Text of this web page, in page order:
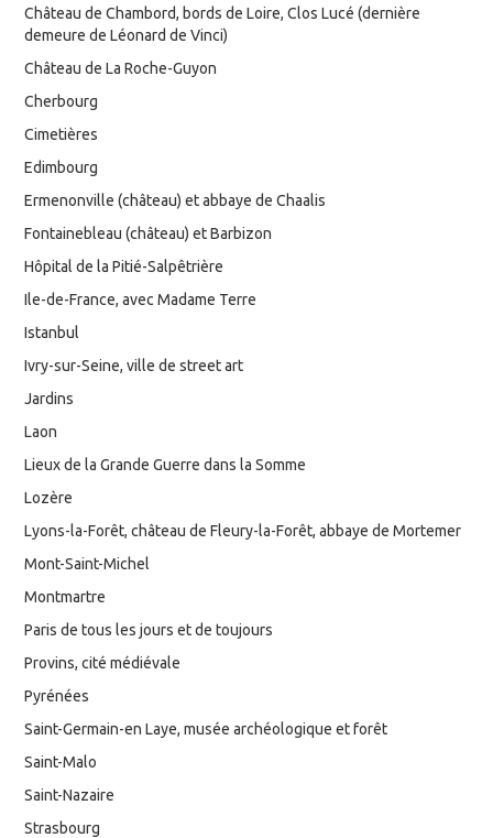
Château de Chambord, bords de Loire, Clos Lucé (dernière
demeure de Léonard de Vinci)
Château de La Roche-Guyon
Cherbourg
Cimetières
Edimbourg
Ermenonville (château) et abbaye de Chaalis
Fontainebleau (château) et Barbizon
Hôpital de la Pitié-Salpêtrière
Ile-de-France, avec Madame Terre
Istanbul
Ivry-sur-Seine, ville de street art
Jardins
Laon
Lieux de la Grande Guerre dans la Somme
Lozère
Lyons-la-Forêt, château de Fleury-la-Forêt, abbaye de Mortemer
Mont-Saint-Michel
Montmartre
Paris de tous les jours et de toujours
Provins, cité médiévale
Pyrénées
Saint-Germain-en Laye, musée archéologique et forêt
Saint-Malo
Saint-Nazaire
Strasbourg